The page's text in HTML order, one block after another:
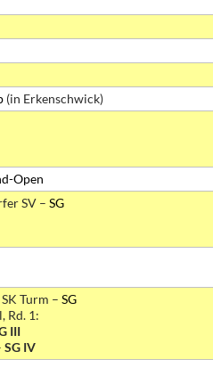
(in Erkenschwick)
Open
SV – SG
Turm – SG
Rd. 1:
III
SG IV